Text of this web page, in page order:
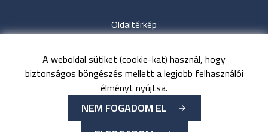
A weboldal sütiket (cookie-kat) használ, hogy
biztonságos böngészés mellett a legjobb felhasználói
élményt nyújtsa.
NEM FOGADOM EL
Oldaltérkép
Jogi nyilatkozat
Adatvédelem
Közérdekű adatok
Kapcsolat
Minden jog fenntartva
Budapesti Bajcsy-Zsilinszky